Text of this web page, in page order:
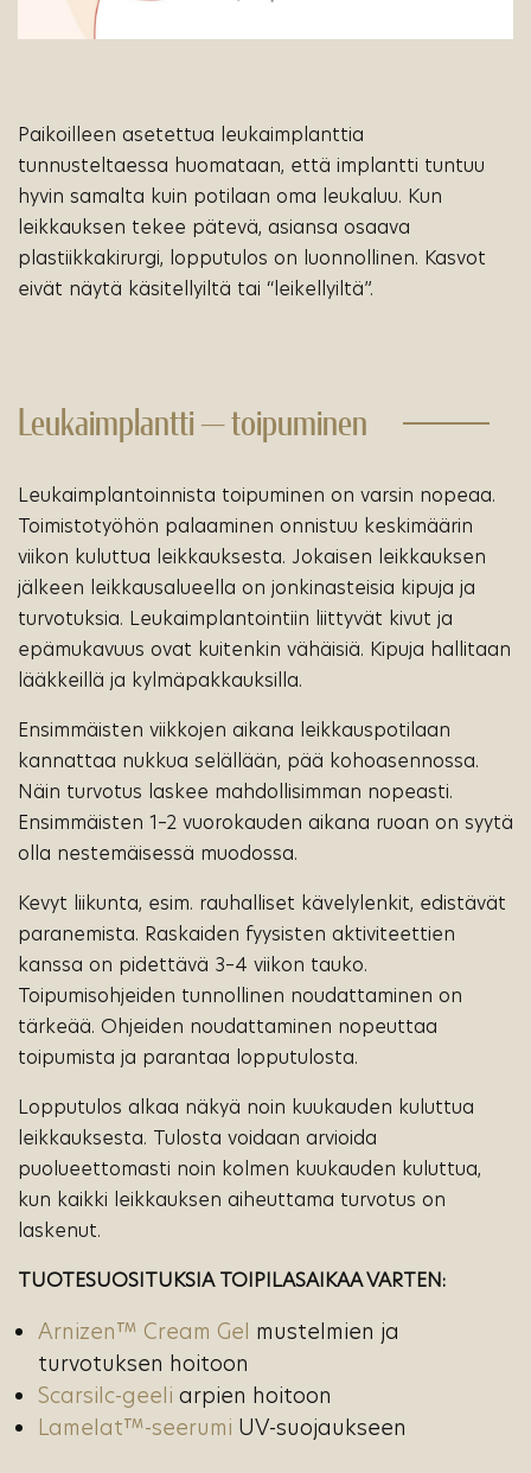
Paikoilleen asetettua leukaimplanttia
tunnusteltaessa huomataan, että implantti tuntuu
hyvin samalta kuin potilaan oma leukaluu. Kun
leikkauksen tekee pätevä, asiansa osaava
plastiikkakirurgi, lopputulos on luonnollinen. Kasvot
eivät näytä käsitellyiltä tai “leikellyiltä”.
Leukaimplantti — toipuminen
Leukaimplantoinnista toipuminen on varsin nopeaa.
Toimistotyöhön palaaminen onnistuu keskimäärin
viikon kuluttua leikkauksesta. Jokaisen leikkauksen
jälkeen leikkausalueella on jonkinasteisia kipuja ja
turvotuksia. Leukaimplantointiin liittyvät kivut ja
epämukavuus ovat kuitenkin vähäisiä. Kipuja hallitaan
lääkkeillä ja kylmäpakkauksilla.
Ensimmäisten viikkojen aikana leikkauspotilaan
kannattaa nukkua selällään, pää kohoasennossa.
Näin turvotus laskee mahdollisimman nopeasti.
Ensimmäisten 1–2 vuorokauden aikana ruoan on syytä
olla nestemäisessä muodossa.
Kevyt liikunta, esim. rauhalliset kävelylenkit, edistävät
paranemista. Raskaiden fyysisten aktiviteettien
kanssa on pidettävä 3–4 viikon tauko.
Toipumisohjeiden tunnollinen noudattaminen on
tärkeää. Ohjeiden noudattaminen nopeuttaa
toipumista ja parantaa lopputulosta.
Lopputulos alkaa näkyä noin kuukauden kuluttua
leikkauksesta. Tulosta voidaan arvioida
puolueettomasti noin kolmen kuukauden kuluttua,
kun kaikki leikkauksen aiheuttama turvotus on
laskenut.
TUOTESUOSITUKSIA TOIPILASAIKAA VARTEN:
Arnizen™ Cream Gel mustelmien ja
turvotuksen hoitoon
Scarsilc-geeli arpien hoitoon
Lamelat™-seerumi UV-suojaukseen